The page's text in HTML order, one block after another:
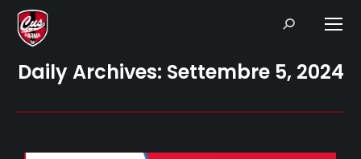
Search:
Daily Archives: Settembre 5, 2024